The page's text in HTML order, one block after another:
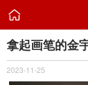

拿起画笔的金
2023-11-25